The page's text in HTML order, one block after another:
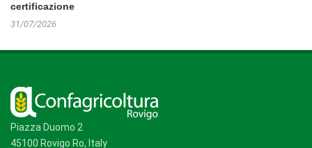
certificazione
31/07/2026
Piazza Duomo 2
45100 Rovigo Ro, Italy